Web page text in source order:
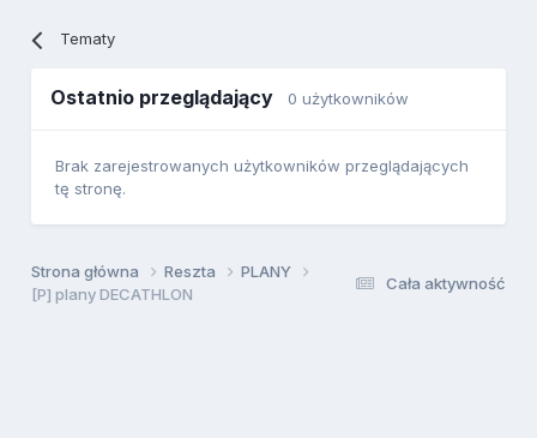
Tematy
Ostatnio przeglądający 0 użytkowników
Brak zarejestrowanych użytkowników przeglądających
tę stronę.
Cała aktywność
Strona główna Reszta
PLANY
[P] plany DECATHLON